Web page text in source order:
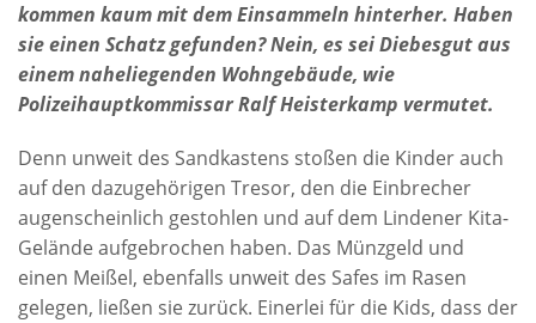
kommen kaum mit dem Einsammeln hinterher. Haben
sie einen Schatz gefunden? Nein, es sei Diebesgut aus
einem naheliegenden Wohngebäude, wie
Polizeihauptkommissar Ralf Heisterkamp vermutet.
Denn unweit des Sandkastens stoßen die Kinder auch
auf den dazugehörigen Tresor, den die Einbrecher
augenscheinlich gestohlen und auf dem Lindener Kita-
Gelände aufgebrochen haben. Das Münzgeld und
einen Meißel, ebenfalls unweit des Safes im Rasen
gelegen, ließen sie zurück. Einerlei für die Kids, dass der